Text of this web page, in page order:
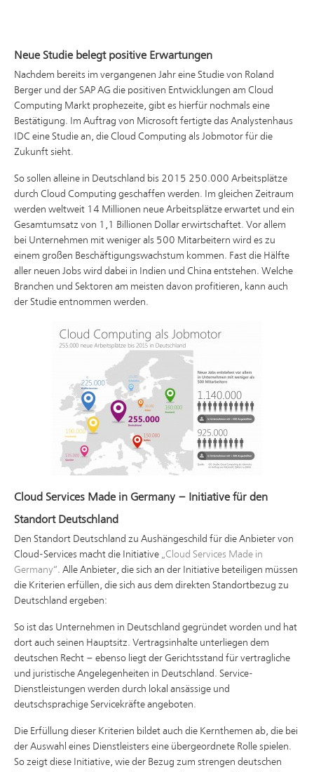
Neue Studie belegt positive Erwartungen
Nachdem bereits im vergangenen Jahr eine Studie von Roland
Berger und der SAP AG die positiven Entwicklungen am Cloud
Computing Markt prophezeite, gibt es hierfür nochmals eine
Bestätigung. Im Auftrag von Microsoft fertigte das Analystenhaus
IDC eine Studie an, die Cloud Computing als Jobmotor für die
Zukunft sieht.
So sollen alleine in Deutschland bis 2015 250.000 Arbeitsplätze
durch Cloud Computing geschaffen werden. Im gleichen Zeitraum
werden weltweit 14 Millionen neue Arbeitsplätze erwartet und ein
Gesamtumsatz von 1,1 Billionen Dollar erwirtschaftet. Vor allem
bei Unternehmen mit weniger als 500 Mitarbeitern wird es zu
einem großen Beschäftigungswachstum kommen. Fast die Hälfte
aller neuen Jobs wird dabei in Indien und China entstehen. Welche
Branchen und Sektoren am meisten davon profitieren, kann auch
der Studie entnommen werden.
Cloud Services Made in Germany – Initiative für den
Standort Deutschland
Den Standort Deutschland zu Aushängeschild für die Anbieter von
Cloud-Services macht die Initiative „Cloud Services Made in
Germany“. Alle Anbieter, die sich an der Initiative beteiligen müssen
die Kriterien erfüllen, die sich aus dem direkten Standortbezug zu
Deutschland ergeben:
So ist das Unternehmen in Deutschland gegründet worden und hat
dort auch seinen Hauptsitz. Vertragsinhalte unterliegen dem
deutschen Recht – ebenso liegt der Gerichtsstand für vertragliche
und juristische Angelegenheiten in Deutschland. Service-
Dienstleistungen werden durch lokal ansässige und
deutschsprachige Servicekräfte angeboten.
Die Erfüllung dieser Kriterien bildet auch die Kernthemen ab, die bei
der Auswahl eines Dienstleisters eine übergeordnete Rolle spielen.
So zeigt diese Initiative, wie der Bezug zum strengen deutschen